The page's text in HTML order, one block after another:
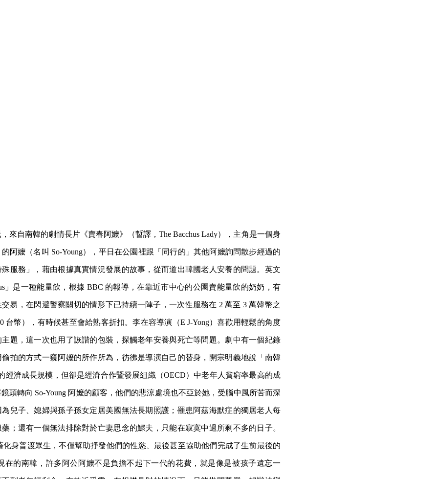
來自南韓的劇情長片《賣春阿嬤》（暫譯，The Bacchus Lady），主角是一個身
阿嬤（名叫 So-Young），平日在公園裡跟「同行的」其他阿嬤詢問散步經過的
服務」，藉由根據真實情況發展的故事，從而道出韓國老人安養的問題。英文
」是一種能量飲，根據 BBC 的報導，在靠近市中心的公園賣能量飲的奶奶，有
易，在閃避警察關切的情形下已持續一陣子，一次性服務在 2 萬至 3 萬韓幣之
台幣），有時候甚至會給熟客折扣。李在容導演（E J-Yong）喜歡用輕鬆的角度
題，這一次也用了詼諧的包裝，探觸老年安養與死亡等問題。劇中有一個紀錄
偷拍的方式一窺阿嬤的所作所為，彷彿是導演自己的替身，開宗明義地說「南韓
經濟成長規模，但卻是經濟合作暨發展組織（OECD）中老年人貧窮率最高的成
頭轉向 So-Young 阿嬤的顧客，他們的悲涼處境也不亞於她，受腦中風所苦而深
為兒子、媳婦與孫子孫女定居美國無法長期照護；罹患阿茲海默症的獨居老人每
；還有一個無法排除對於亡妻思念的鰥夫，只能在寂寞中過所剩不多的日子。
化身普渡眾生，不僅幫助抒發他們的性慾、最後甚至協助他們完成了生前最後的
的南韓，許多阿公阿嬤不是負擔不起下一代的花費，就是像是被孩子遺忘一